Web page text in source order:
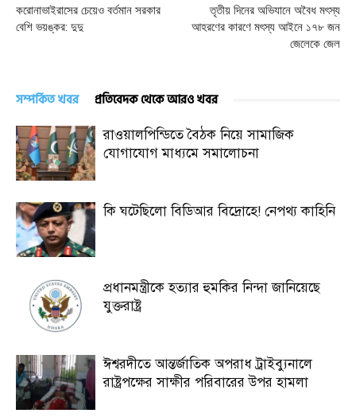
করোনাভাইরাসের চেয়েও বর্তমান সরকার
বেশি ভয়ঙ্কর: দুদু
তৃতীয় দিনের অভিযানে অবৈধ মৎস্য
আহরণের কারণে মৎস্য আইনে ১৭৮ জন
জেলেকে জেল
সম্পর্কিত খবর প্রতিবেদক থেকে আরও খবর
রাওয়ালপিন্ডিতে বৈঠক নিয়ে সামাজিক
যোগাযোগ মাধ্যমে সমালোচনা
কি ঘটেছিলো বিডিআর বিদ্রোহে! নেপথ্য কাহিনি
প্রধানমন্ত্রীকে হত্যার হুমকির নিন্দা জানিয়েছে
যুক্তরাষ্ট্র
ঈশ্বরদীতে আন্তর্জাতিক অপরাধ ট্রাইব্যুনালে
রাষ্ট্রপক্ষের সাক্ষীর পরিবারের উপর হামলা